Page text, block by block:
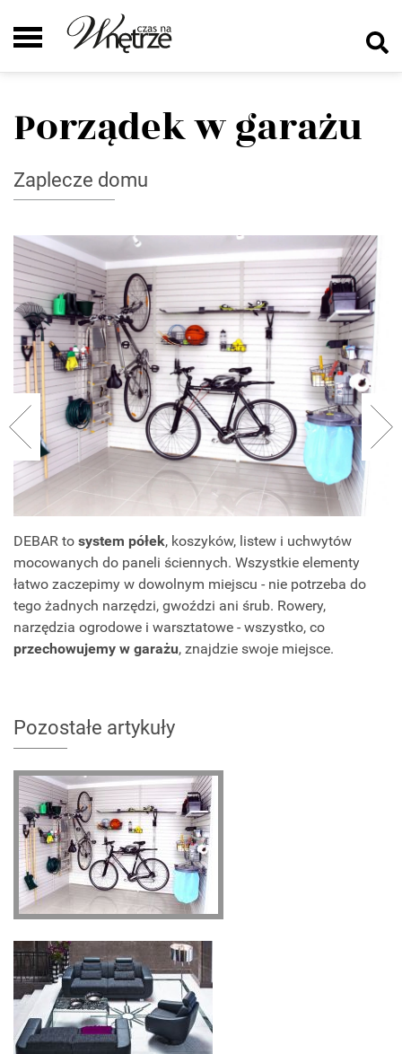
Porządek w garażu
Zaplecze domu
DEBAR to system półek, koszyków, listew i uchwytów
mocowanych do paneli ściennych. Wszystkie elementy
łatwo zaczepimy w dowolnym miejscu - nie potrzeba do
tego żadnych narzędzi, gwoździ ani śrub. Rowery,
narzędzia ogrodowe i warsztatowe - wszystko, co
przechowujemy w garażu, znajdzie swoje miejsce.
Pozostałe artykuły